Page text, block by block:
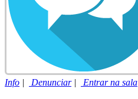
Info | Denunciar| Entrar na sala